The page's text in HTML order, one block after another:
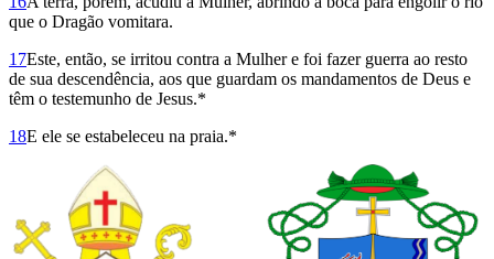
que o Dragão vomitara.
17Este, então, se irritou contra a Mulher e foi fazer guerra ao resto
de sua descendência, aos que guardam os mandamentos de Deus e
têm o testemunho de Jesus.*
18E ele se estabeleceu na praia.*